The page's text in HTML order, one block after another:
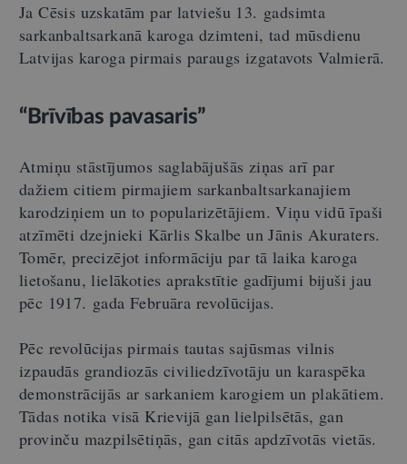
Ja Cēsis uzskatām par latviešu 13. gadsimta
sarkanbaltsarkanā karoga dzimteni, tad mūsdienu
Latvijas karoga pirmais paraugs izgatavots Valmierā.
“Brīvības pavasaris”
Atmiņu stāstījumos saglabājušās ziņas arī par
dažiem citiem pirmajiem sarkanbaltsarkanajiem
karodziņiem un to popularizētājiem. Viņu vidū īpaši
atzīmēti dzejnieki Kārlis Skalbe un Jānis Akuraters.
Tomēr, precizējot informāciju par tā laika karoga
lietošanu, lielākoties aprakstītie gadījumi bijuši jau
pēc 1917. gada Februāra revolūcijas.
Pēc revolūcijas pirmais tautas sajūsmas vilnis
izpaudās grandiozās civiliedzīvotāju un karaspēka
demonstrācijās ar sarkaniem karogiem un plakātiem.
Tādas notika visā Krievijā gan lielpilsētās, gan
provinču mazpilsētiņās, gan citās apdzīvotās vietās.